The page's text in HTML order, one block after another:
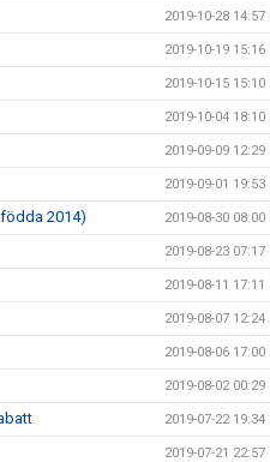
2019-10-28 14:57
2019-10-19 15:16
2019-10-15 15:10
2019-10-04 18:10
2019-09-09 12:29
2019-09-01 19:53
2014) 2019-08-30 08:00
2019-08-23 07:17
2019-08-11 17:11
2019-08-07 12:24
2019-08-06 17:00
2019-08-02 00:29
2019-07-22 19:34
2019-07-21 22:57